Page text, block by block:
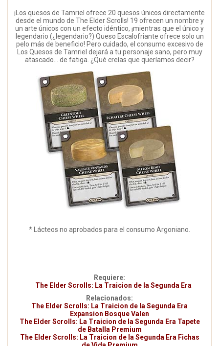
¡Los quesos de Tamriel ofrece 20 quesos únicos directamente
desde el mundo de The Elder Scrolls! 19 ofrecen un nombre y
un arte únicos con un efecto idéntico, ¡mientras que el único y
legendario (¿legendario?) Queso Escalofriante ofrece solo un
pelo más de beneficio! Pero cuidado, el consumo excesivo de
Los Quesos de Tamriel dejará a tu personaje sano, pero muy
atascado... de fatiga. ¿Qué creías que queríamos decir?
* Lácteos no aprobados para el consumo Argoniano.
Requiere:
The Elder Scrolls: La Traicion de la Segunda Era
Relacionados:
The Elder Scrolls: La Traicion de la Segunda Era
Expansion Bosque Valen
The Elder Scrolls: La Traicion de la Segunda Era Tapete
de Batalla Premium
The Elder Scrolls: La Traicion de la Segunda Era Fichas